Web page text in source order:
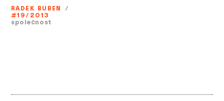
RADEK BUBEN
/
#19/2013
společnost